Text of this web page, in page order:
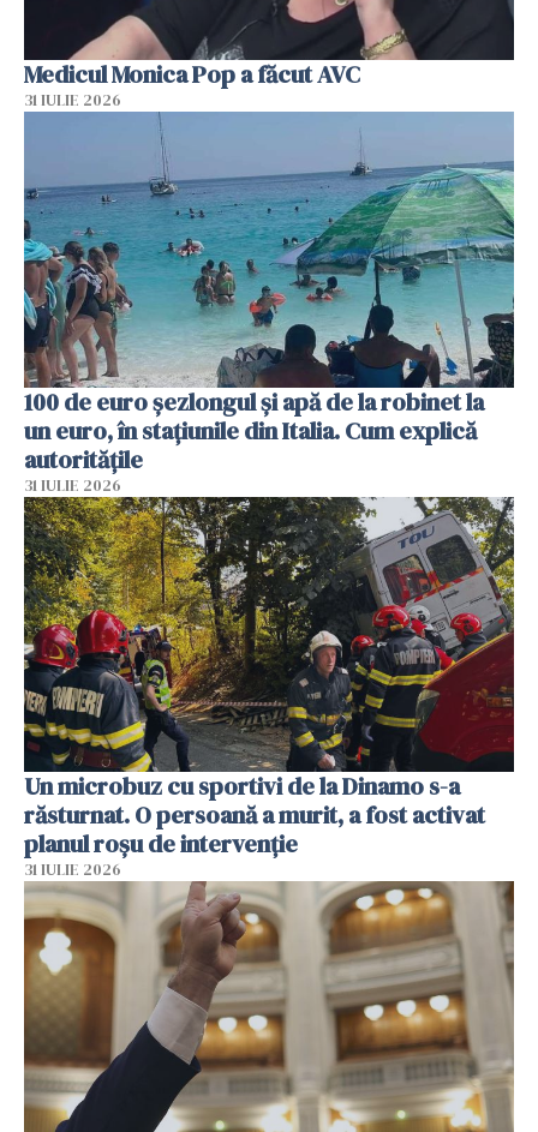
Medicul Monica Pop a făcut AVC
31 IULIE 2026
100 de euro șezlongul și apă de la robinet la
un euro, în stațiunile din Italia. Cum explică
autoritățile
31 IULIE 2026
Un microbuz cu sportivi de la Dinamo s-a
răsturnat. O persoană a murit, a fost activat
planul roșu de intervenție
31 IULIE 2026